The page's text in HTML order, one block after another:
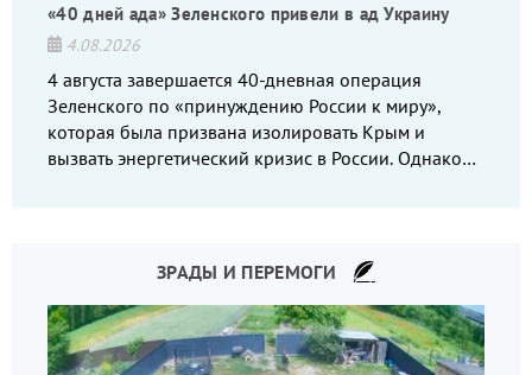
«40 дней ада» Зеленского привели в ад Украину
4.08.2026
4 августа завершается 40-дневная операция
Зеленского по «принуждению России к миру»,
которая была призвана изолировать Крым и
вызвать энергетический кризис в России. Однако
ЗРАДЫ И ПЕРЕМОГИ